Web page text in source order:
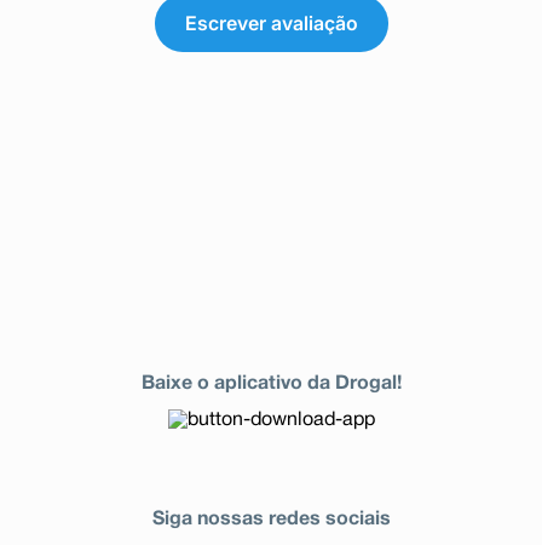
Escrever avaliação
Baixe o aplicativo da Drogal!
Siga nossas redes sociais